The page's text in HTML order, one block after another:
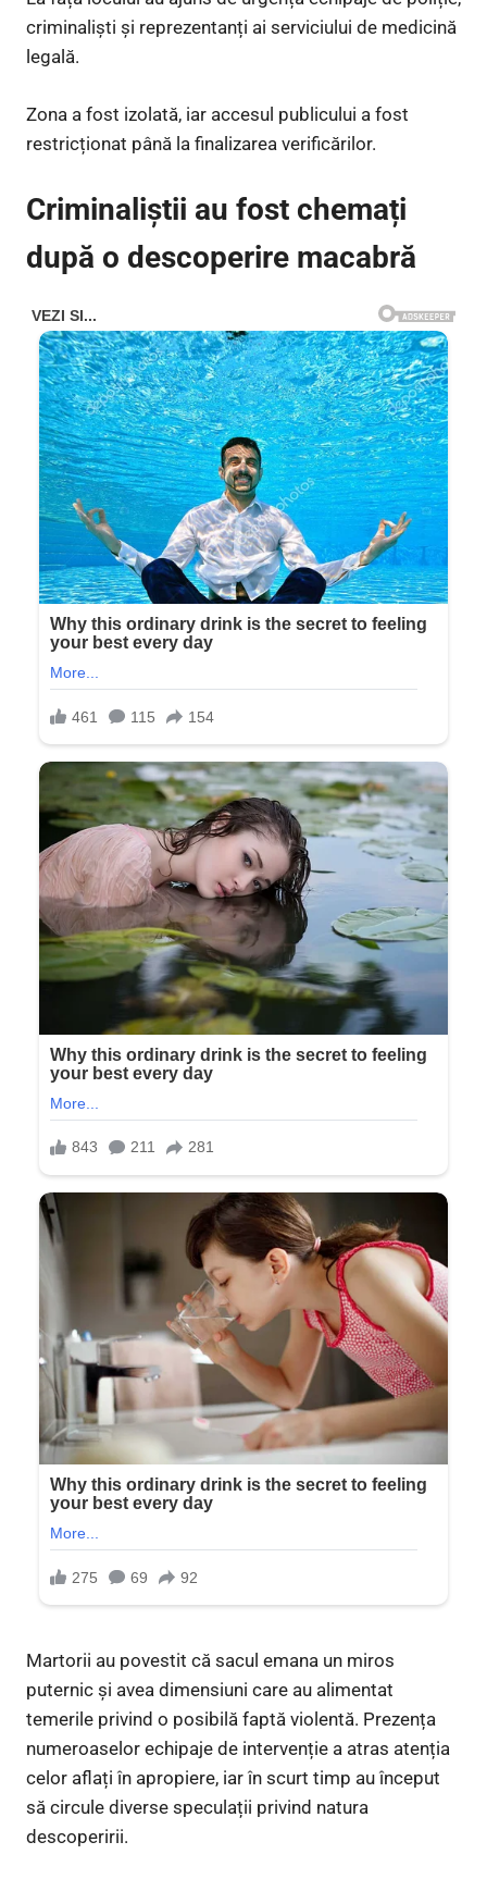
criminaliști și reprezentanți ai serviciului de medicină
legală.
Zona a fost izolată, iar accesul publicului a fost
restricționat până la finalizarea verificărilor.
Criminaliștii au fost chemați
după o descoperire macabră
Martorii au povestit că sacul emana un miros
puternic și avea dimensiuni care au alimentat
temerile privind o posibilă faptă violentă. Prezența
numeroaselor echipaje de intervenție a atras atenția
celor aflați în apropiere, iar în scurt timp au început
să circule diverse speculații privind natura
descoperirii.